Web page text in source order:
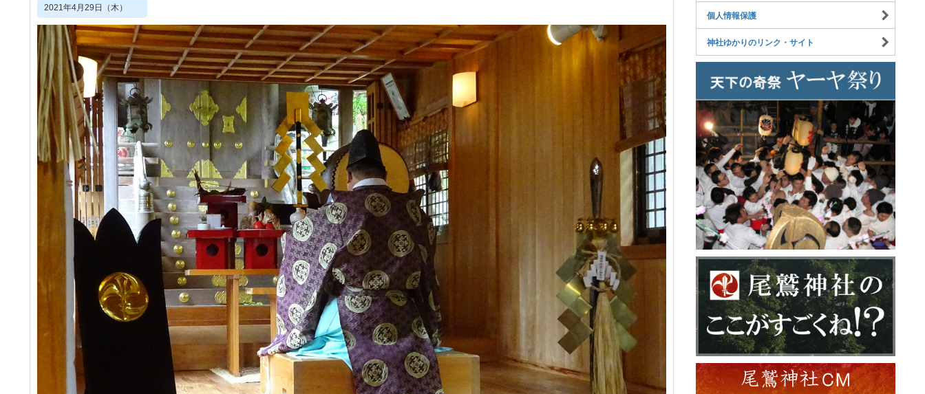
2021年4月29日（木）
個人情報保護
神社ゆかりのリンク・サイト